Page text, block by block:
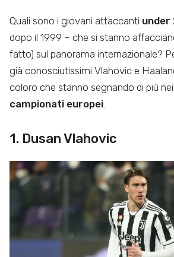
Quali sono i giovani attaccanti under
dopo il 1999 – che si stanno
fatto) sul panorama internazionale?
già conosciutissimi Vlahovic e
coloro che stanno segnando di più nei
campionati europei.
1. Dusan Vlahovic